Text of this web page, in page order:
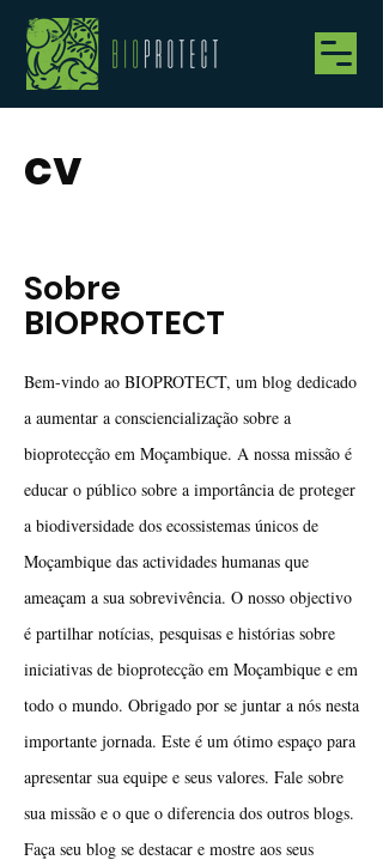
cv
Sobre
BIOPROTECT
Bem-vindo ao BIOPROTECT, um blog dedicado
a aumentar a consciencialização sobre a
bioprotecção em Moçambique. A nossa missão é
educar o público sobre a importância de proteger
a biodiversidade dos ecossistemas únicos de
Moçambique das actividades humanas que
ameaçam a sua sobrevivência. O nosso objectivo
é partilhar notícias, pesquisas e histórias sobre
iniciativas de bioprotecção em Moçambique e em
todo o mundo. Obrigado por se juntar a nós nesta
importante jornada. Este é um ótimo espaço para
apresentar sua equipe e seus valores. Fale sobre
sua missão e o que o diferencia dos outros blogs.
Faça seu blog se destacar e mostre aos seus